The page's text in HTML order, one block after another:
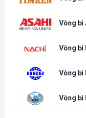
Vòng bi
Vòng bi
Vòng bi
Vòng bi